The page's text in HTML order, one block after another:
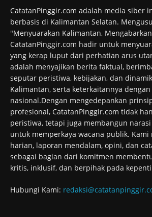
CatatanPinggir.com adalah media siber
berbasis di Kalimantan Selatan.
"Menyuarakan Kalimantan,
CatatanPinggir.com hadir untuk
yang kerap luput dari perhatian arus
adalah menyajikan berita faktual,
seputar peristiwa, kebijakan, dan
Kalimantan, serta keterkaitannya
nasional.Dengan mengedepankan
profesional, CatatanPinggir.com tidak
peristiwa, tetapi juga membangun
untuk memperkaya wacana publik.
harian, laporan mendalam, opini, dan
sebagai bagian dari komitmen
kritis, inklusif, dan berpihak pada
Hubungi Kami: